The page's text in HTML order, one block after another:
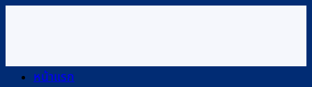
เนื้อหาหน้าแรก